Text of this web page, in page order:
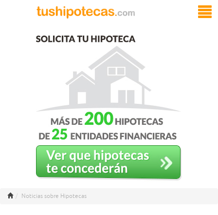
Noticias sobre Hipotecas